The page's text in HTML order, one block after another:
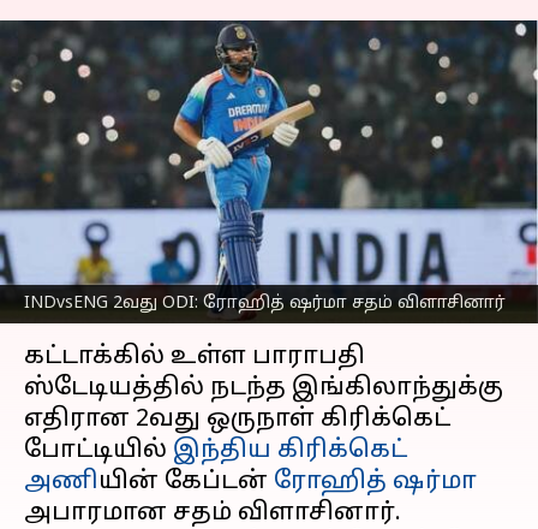
INDvsENG 2வது ODI: ரோஹித் ஷர்மா சதம் விளாசினார்
INDvsENG 2வது ODI:
ரோஹித் ஷர்மா அபார
ஆட்டம்; ஒருநாள்
கிரிக்கெட்டில் 32வது சதம்
விளாசினார்
எழுதியவர் Sekar Chinnappan Feb 09, 2025 08:44 pm
செய்தி முன்னோட்டம்
கட்டாக்கில் உள்ள பாராபதி
ஸ்டேடியத்தில் நடந்த இங்கிலாந்துக்கு
எதிரான 2வது ஒருநாள் கிரிக்கெட்
போட்டியில் இந்திய கிரிக்கெட்
அணியின் கேப்டன் ரோஹித் ஷர்மா
அபாரமான சதம் விளாசினார்.